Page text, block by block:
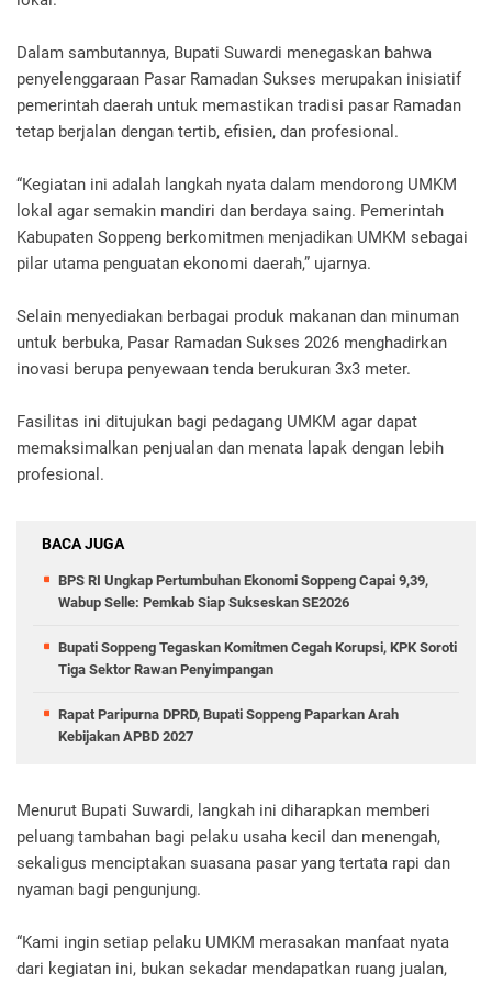
Dalam sambutannya, Bupati Suwardi menegaskan bahwa
penyelenggaraan Pasar Ramadan Sukses merupakan inisiatif
pemerintah daerah untuk memastikan tradisi pasar Ramadan
tetap berjalan dengan tertib, efisien, dan profesional.
“Kegiatan ini adalah langkah nyata dalam mendorong UMKM
lokal agar semakin mandiri dan berdaya saing. Pemerintah
Kabupaten Soppeng berkomitmen menjadikan UMKM sebagai
pilar utama penguatan ekonomi daerah,” ujarnya.
Selain menyediakan berbagai produk makanan dan minuman
untuk berbuka, Pasar Ramadan Sukses 2026 menghadirkan
inovasi berupa penyewaan tenda berukuran 3x3 meter.
Fasilitas ini ditujukan bagi pedagang UMKM agar dapat
memaksimalkan penjualan dan menata lapak dengan lebih
profesional.
BACA JUGA
BPS RI Ungkap Pertumbuhan Ekonomi Soppeng Capai 9,39,
Wabup Selle: Pemkab Siap Sukseskan SE2026
Bupati Soppeng Tegaskan Komitmen Cegah Korupsi, KPK Soroti
Tiga Sektor Rawan Penyimpangan
Rapat Paripurna DPRD, Bupati Soppeng Paparkan Arah
Kebijakan APBD 2027
Menurut Bupati Suwardi, langkah ini diharapkan memberi
peluang tambahan bagi pelaku usaha kecil dan menengah,
sekaligus menciptakan suasana pasar yang tertata rapi dan
nyaman bagi pengunjung.
“Kami ingin setiap pelaku UMKM merasakan manfaat nyata
dari kegiatan ini, bukan sekadar mendapatkan ruang jualan,